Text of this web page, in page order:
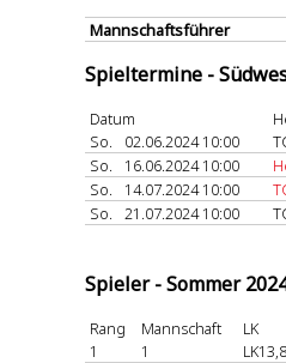
Mannschaftsführer
Spieltermine -
Datum
So.
02.06.2024 10:00
So.
16.06.2024 10:00
So.
14.07.2024 10:00
So.
21.07.2024 10:00
Spieler - Sommer
Rang Mannschaft
LK
1
1
LK13,8